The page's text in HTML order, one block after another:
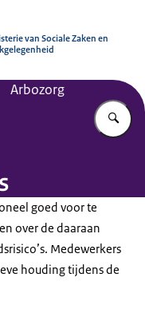
van Sociale Zaken en
Arbozorg
goed voor te
over de daaraan
Medewerkers
houding tijdens de